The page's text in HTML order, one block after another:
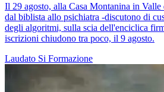
Il 29 agosto, alla Casa Montanina in
dal biblista allo psichiatra -discutono di
degli algoritmi, sulla scia dell'enciclica
iscrizioni chiudono tra poco, il 9 agosto.
Laudato Si Formazione